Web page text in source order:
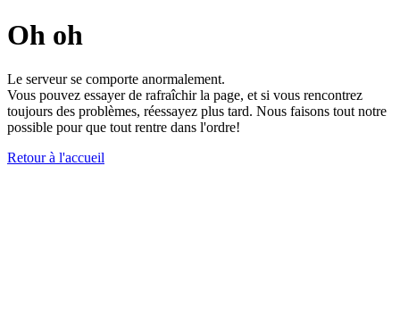
Oh oh
Le serveur se comporte anormalement.
Vous pouvez essayer de rafraîchir la page, et si vous rencontrez
toujours des problèmes, réessayez plus tard. Nous faisons tout notre
possible pour que tout rentre dans l'ordre!
Retour à l'accueil